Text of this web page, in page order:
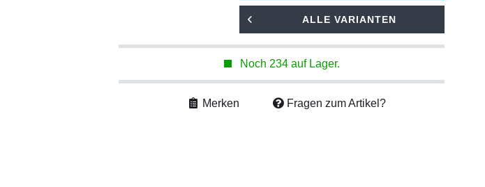
ALLE VARIANTEN
Noch 234 auf Lager.
Merken Fragen zum Artikel?